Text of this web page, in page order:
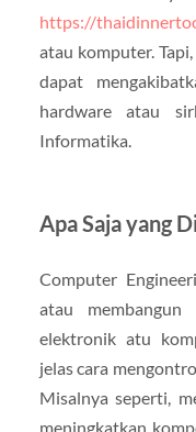
https://
atau komputer.
dapat
hardware atau
Informatika.
Apa Saja yang
Computer
atau
elektronik atu
jelas cara
Misalnya seperti,
meningkatkan